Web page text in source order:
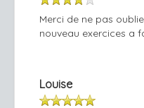
Merci de ne pas
nouveau exercices a
Louise